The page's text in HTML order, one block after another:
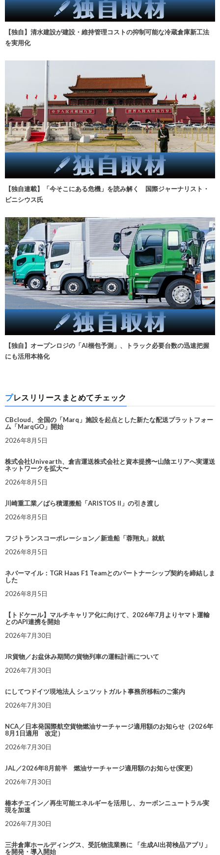
【独自】清水建設が建設・維持管理コストの抑制可能な冷蔵倉庫新工法
を実用化
【独自連載】「今そこにある危機」を読み解く 国際ジャーナリスト・
ビニシウス氏
【独自】オープンロジの「AI梱包予測」、トラック必要台数の迅速把握
にも活用本格化
プレスリリースまとめてチェック
CBcloud、全国の「Marq」施設を起点とした新たな配送プラットフォー
ム「MarqGO」開始
2026年8月5日
株式会社Univearth、倉吉運送株式会社と資本提携〜山陰エリアへ実運送
ネットワークを拡大〜
2026年8月5日
川崎重工業／ばら積運搬船「ARISTOS II」の引き渡し
2026年8月5日
フジトランスコーポレーション／新造船「蓉翔丸」就航
2026年8月5日
ネバーマイル：TGR Haas F1 Teamとのパートナーシップ契約を締結しま
した
2026年8月5日
【トドケール】マルチキャリア化に向けて、2026年7月よりヤマト運輸
とのAPI連携を開始
2026年7月30日
JR貨物／お盆休み期間の貨物列車の運転計画について
2026年7月30日
にしてつドイツ現地法人 シュツットガルト事務所移転のご案内
2026年7月30日
NCA／日本発国際航空貨物燃油サーチャージ適用額のお知らせ（2026年
8月1日適用 改定）
2026年7月30日
JAL／2026年8月前半 燃油サーチャージ適用額のお知らせ(変更)
2026年7月30日
椿本チエイン／再生可能エネルギーを活用し、カーボンニュートラル実
現を加速
2026年7月30日
三井倉庫ホールディングス、受託物流業務に 「生成AI出荷検品アプリ」
を開発・導入開始